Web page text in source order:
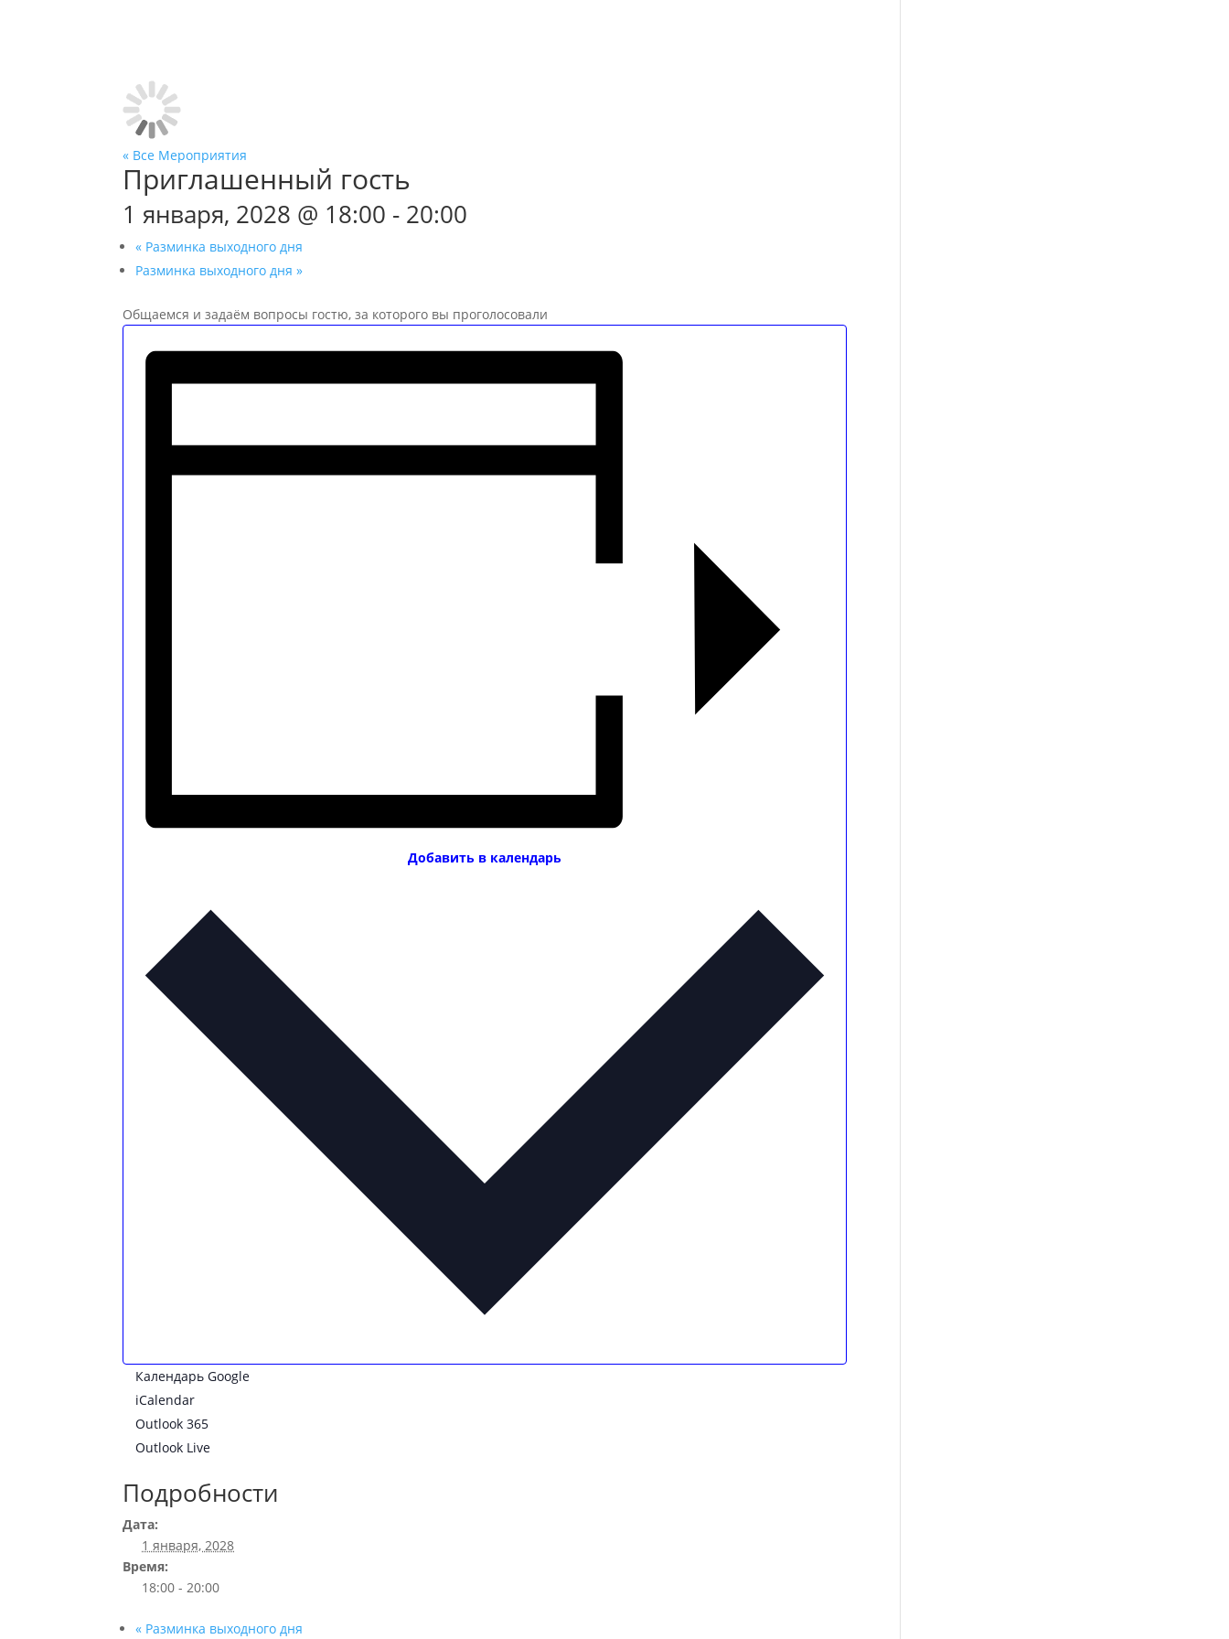
« Все Мероприятия
Приглашенный гость
1 января, 2028 @ 18:00 - 20:00
« Разминка выходного дня
Разминка выходного дня»
Общаемся и задаём вопросы гостю, за которого вы проголосовали
Добавить в календарь
Календарь Google
iCalendar
Outlook 365
Outlook Live
Подробности
Дата:
1 января, 2028
Время:
18:00 - 20:00
« Разминка выходного дня